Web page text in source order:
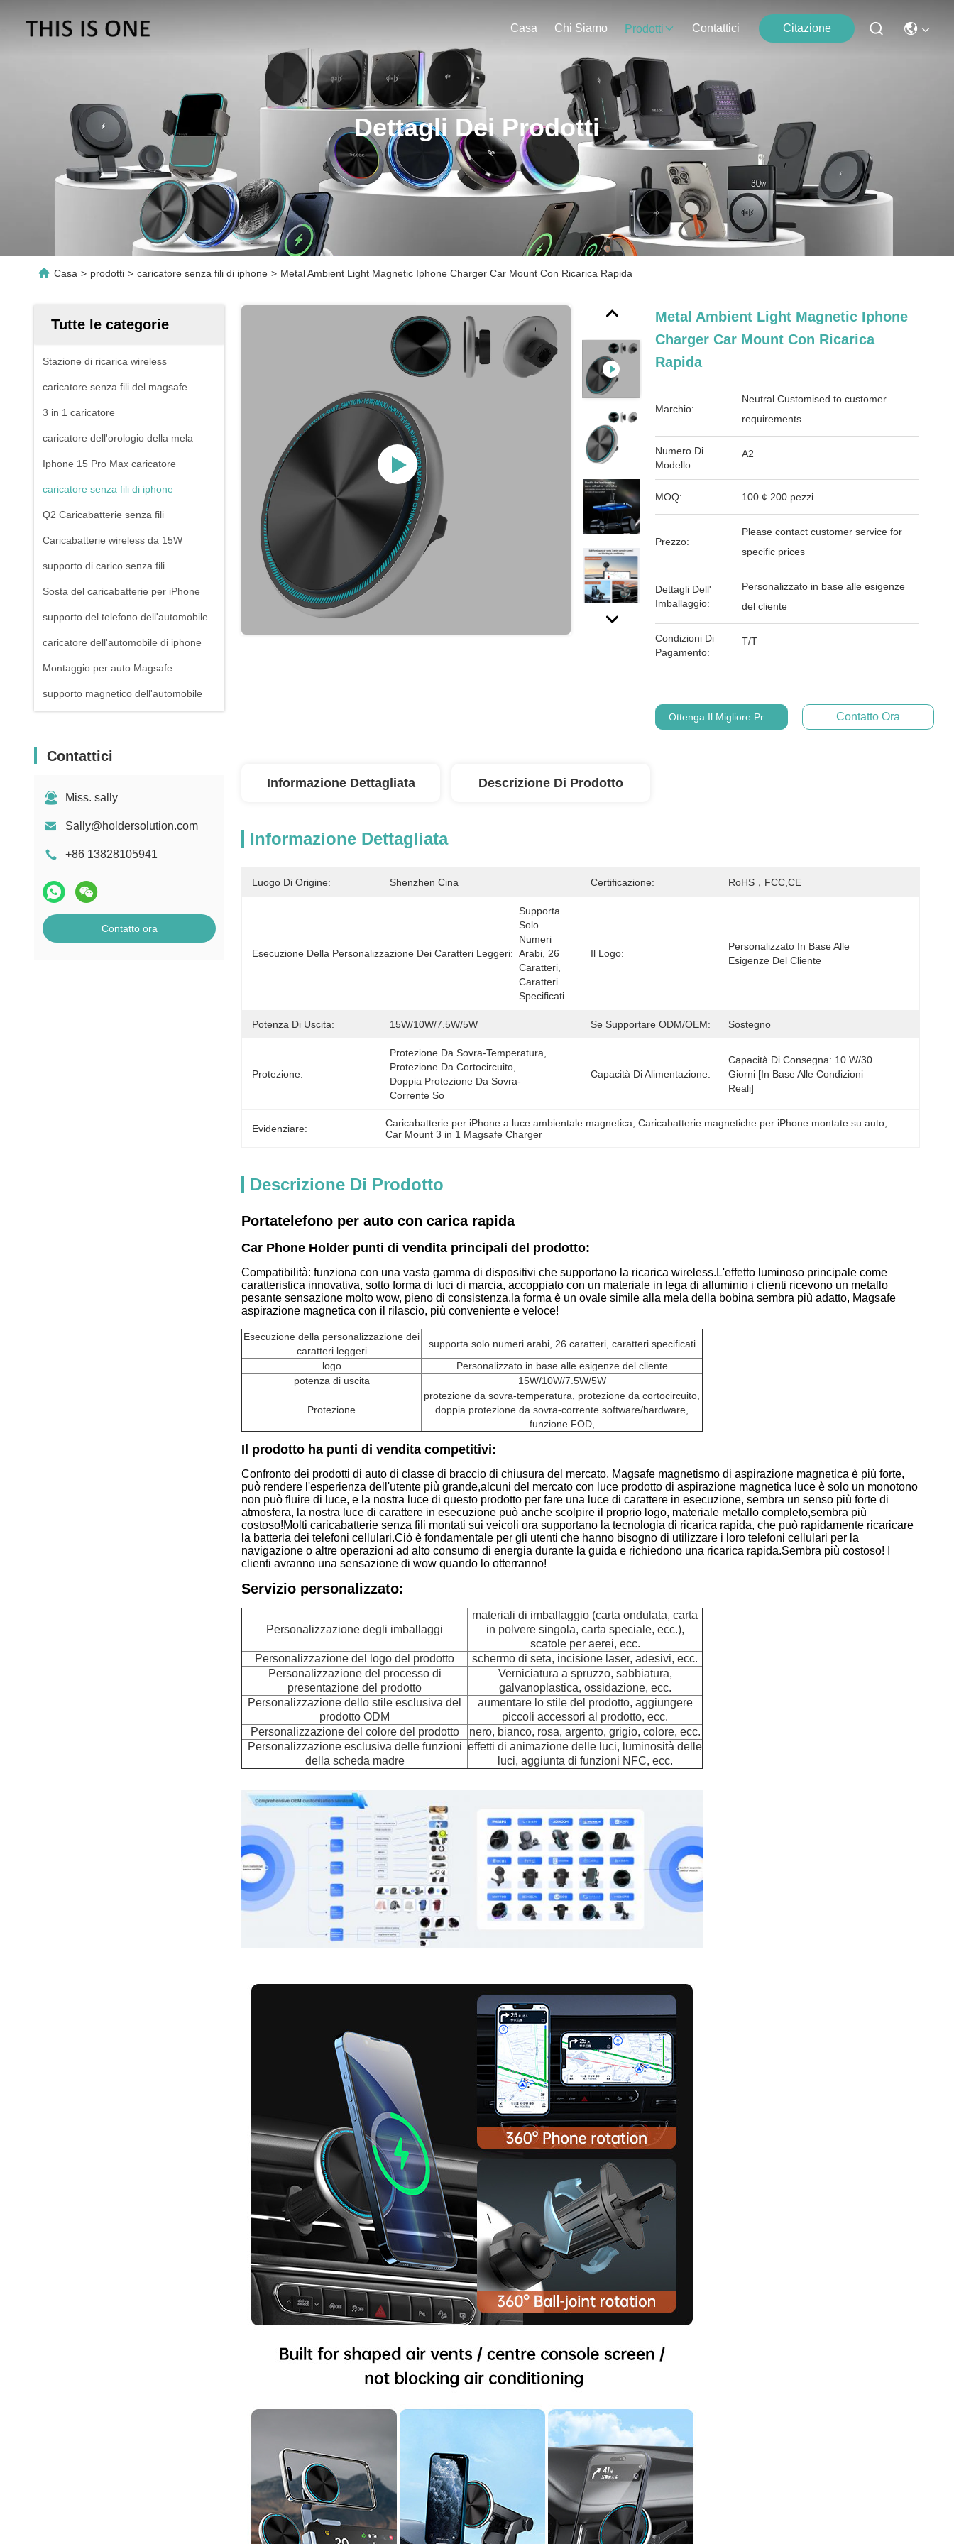
Casa Chi Siamo Prodotti Contattici Citazione
Dettagli Dei Prodotti
Casa > prodotti > caricatore senza fili di iphone > Metal Ambient Light Magnetic Iphone Charger Car Mount Con Ricarica Rapida
Tutte le categorie
Stazione di ricarica wireless
caricatore senza fili del magsafe
3 in 1 caricatore
caricatore dell'orologio della mela
Iphone 15 Pro Max caricatore
caricatore senza fili di iphone
Q2 Caricabatterie senza fili
Caricabatterie wireless da 15W
supporto di carico senza fili
Sosta del caricabatterie per iPhone
supporto del telefono dell'automobile
caricatore dell'automobile di iphone
Montaggio per auto Magsafe
supporto magnetico dell'automobile
Contattici
Miss. sally
Sally@holdersolution.com
+86 13828105941
Contatto ora
Metal Ambient Light Magnetic Iphone
Charger Car Mount Con Ricarica
Rapida
Marchio:
Neutral Customised to customer
requirements
Numero Di
Modello:
A2
MOQ: 100 ¢ 200 pezzi
Prezzo:
Please contact customer service for
specific prices
Dettagli Dell'
Imballaggio:
Personalizzato in base alle esigenze
del cliente
Condizioni Di
Pagamento:
T/T
Ottenga Il Migliore Prezzo Contatto Ora
Informazione Dettagliata Descrizione Di Prodotto
Informazione Dettagliata
Luogo Di Origine: Shenzhen Cina Certificazione: RoHS，FCC,CE
Esecuzione Della Personalizzazione Dei Caratteri Leggeri:
Supporta
Solo
Numeri
Arabi, 26
Caratteri,
Caratteri
Specificati
Il Logo:
Personalizzato In Base Alle
Esigenze Del Cliente
Potenza Di Uscita: 15W/10W/7.5W/5W Se Supportare ODM/OEM: Sostegno
Protezione:
Protezione Da Sovra-Temperatura,
Protezione Da Cortocircuito,
Doppia Protezione Da Sovra-
Corrente So
Capacità Di Alimentazione:
Capacità Di Consegna: 10 W/30
Giorni [in Base Alle Condizioni
Reali]
Evidenziare: Caricabatterie per iPhone a luce ambientale magnetica , Caricabatterie magnetiche per iPhone montate su auto
Car Mount 3 in 1 Magsafe Charger
Descrizione Di Prodotto
Portatelefono per auto con carica rapida
Car Phone Holder punti di vendita principali del prodotto:
Compatibilità: funziona con una vasta gamma di dispositivi che supportano la ricarica wireless. L'effetto luminoso principale come
caratteristica innovativa, sotto forma di luci di marcia, accoppiato con un materiale in lega di alluminio i clienti ricevono un metallo
pesante sensazione molto wow, pieno di consistenza,la forma è un ovale simile alla mela della bobina sembra più adatto, Magsafe
aspirazione magnetica con il rilascio, più conveniente e veloce!
Esecuzione della personalizzazione dei
caratteri leggeri
supporta solo numeri arabi, 26 caratteri, caratteri specificati
logo
Personalizzato in base alle esigenze del cliente
potenza di uscita
15W/10W/7.5W/5W
Protezione
protezione da sovra-temperatura, protezione da cortocircuito,
doppia protezione da sovra-corrente software/hardware,
funzione FOD,
Il prodotto ha punti di vendita competitivi:
Confronto dei prodotti di auto di classe di braccio di chiusura del mercato, Magsafe magnetismo di aspirazione magnetica è più forte,
può rendere l'esperienza dell'utente più grande,alcuni del mercato con luce prodotto di aspirazione magnetica luce è solo un monotono
non può fluire di luce, e la nostra luce di questo prodotto per fare una luce di carattere in esecuzione, sembra un senso più forte di
atmosfera, la nostra luce di carattere in esecuzione può anche scolpire il proprio logo, materiale metallo completo,sembra più
costoso!Molti caricabatterie senza fili montati sui veicoli ora supportano la tecnologia di ricarica rapida, che può rapidamente ricaricare
la batteria dei telefoni cellulari.Ciò è fondamentale per gli utenti che hanno bisogno di utilizzare i loro telefoni cellulari per la
navigazione o altre operazioni ad alto consumo di energia durante la guida e richiedono una ricarica rapida.Sembra più costoso! I
clienti avranno una sensazione di wow quando lo otterranno!
Servizio personalizzato:
Personalizzazione degli imballaggi
materiali di imballaggio (carta ondulata, carta
in polvere singola, carta speciale, ecc.),
scatole per aerei, ecc.
Personalizzazione del logo del prodotto
schermo di seta, incisione laser, adesivi, ecc.
Personalizzazione del processo di
presentazione del prodotto
Verniciatura a spruzzo, sabbiatura,
galvanoplastica, ossidazione, ecc.
Personalizzazione dello stile esclusiva del
prodotto ODM
aumentare lo stile del prodotto, aggiungere
piccoli accessori al prodotto, ecc.
Personalizzazione del colore del prodotto
nero, bianco, rosa, argento, grigio, colore, ecc.
Personalizzazione esclusiva delle funzioni
della scheda madre
effetti di animazione delle luci, luminosità delle
luci, aggiunta di funzioni NFC, ecc.